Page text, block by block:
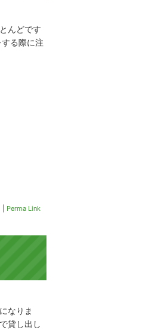
んどです
る際に注
Perma Link
なりま
貸し出し